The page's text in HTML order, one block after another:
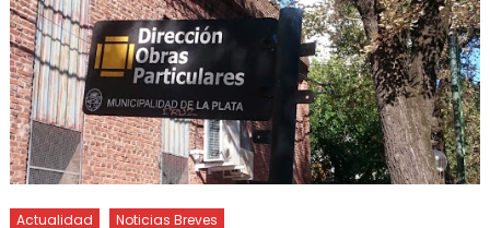
Actualidad Noticias Breves